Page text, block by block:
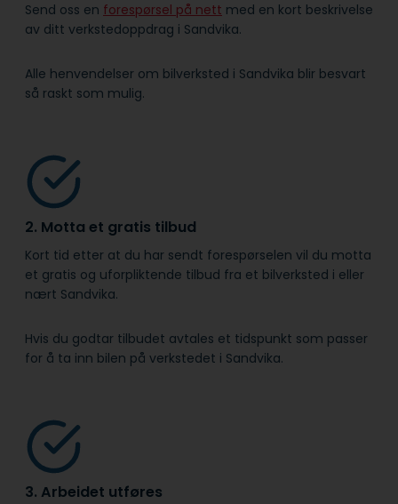
Send oss en forespørsel på nett med en kort beskrivelse
av ditt verkstedoppdrag i Sandvika.
Alle henvendelser om bilverksted i Sandvika blir besvart
så raskt som mulig.
2. Motta et gratis tilbud
Kort tid etter at du har sendt forespørselen vil du motta
et gratis og uforpliktende tilbud fra et bilverksted i eller
nært Sandvika.
Hvis du godtar tilbudet avtales et tidspunkt som passer
for å ta inn bilen på verkstedet i Sandvika.
3. Arbeidet utføres